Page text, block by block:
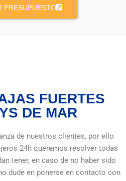
PRESUPUESTO
FUERTES
DE MAR
de nuestros clientes, por ello
24h queremos resolver todas
tener, en caso de no haber sido
dude en ponerse en contacto con